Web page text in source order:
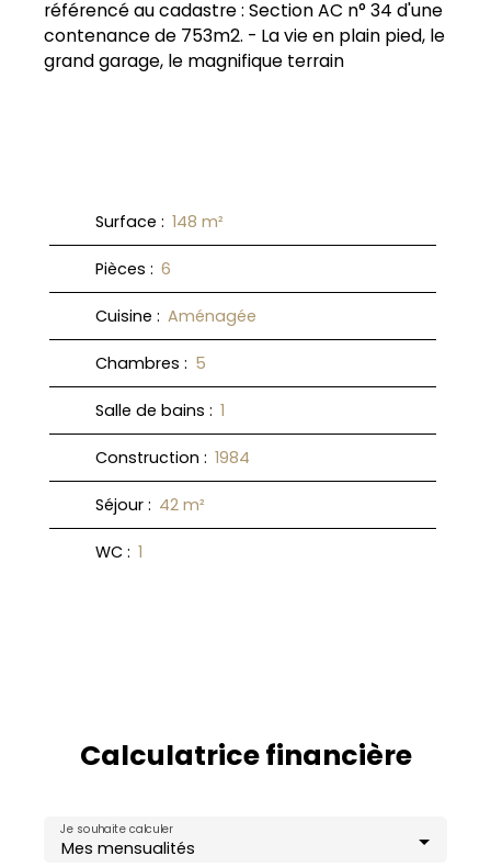
référencé au cadastre : Section AC n° 34 d'une
contenance de 753m2. - La vie en plain pied, le
grand garage, le magnifique terrain
Surface : 148 m²
Pièces : 6
Cuisine : Aménagée
Chambres : 5
Salle de bains : 1
Construction : 1984
Séjour : 42 m²
WC : 1
Calculatrice financière
Mes mensualités
Je souhaite calculer